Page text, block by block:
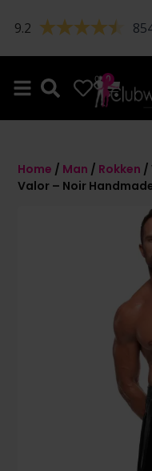
9.2
0 0
Home / Man / Rokken /
Valor – Noir